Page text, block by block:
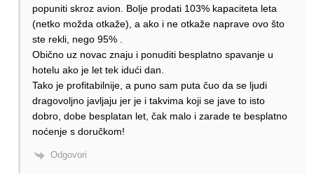
popuniti skroz avion. Bolje prodati 103% kapaciteta leta
(netko možda otkaže), a ako i ne otkaže naprave ovo što
ste rekli, nego 95% .
Obično uz novac znaju i ponuditi besplatno spavanje u
hotelu ako je let tek idući dan.
Tako je profitabilnije, a puno sam puta čuo da se ljudi
dragovoljno javljaju jer je i takvima koji se jave to isto
dobro, dobe besplatan let, čak malo i zarade te besplatno
noćenje s doručkom!
Odgovori